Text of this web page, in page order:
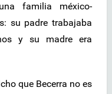
familia méxico-
su padre trabajaba
y su madre era
que Becerra no es